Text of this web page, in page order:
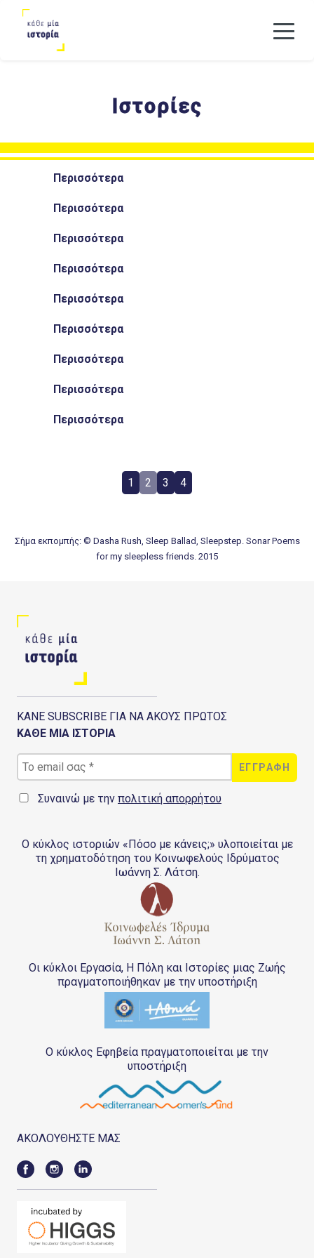
Ιστορίες
Περισσότερα
Περισσότερα
Περισσότερα
Περισσότερα
Περισσότερα
Περισσότερα
Περισσότερα
Περισσότερα
Περισσότερα
1
2 3 4
Σήμα εκπομπής: © Dasha Rush, Sleep Ballad, Sleepstep. Sonar Poems
for my sleepless friends. 2015
ΚΑΝΕ SUBSCRIBE ΓΙΑ ΝΑ ΑΚΟΥΣ ΠΡΩΤΟΣ
ΚΑΘΕ ΜΙΑ ΙΣΤΟΡΙΑ
Συναινώ με την πολιτική απορρήτου
Ο κύκλος ιστοριών «Πόσο με κάνεις;» υλοποιείται με
τη χρηματοδότηση του Κοινωφελούς Ιδρύματος
Ιωάννη Σ. Λάτση.
Οι κύκλοι Εργασία, Η Πόλη και Ιστορίες μιας Ζωής
πραγματοποιήθηκαν με την υποστήριξη
Ο κύκλος Εφηβεία πραγματοποιείται με την
υποστήριξη
ΑΚΟΛΟΥΘΗΣΤΕ ΜΑΣ